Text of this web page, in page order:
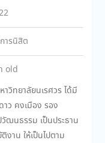
ารนิสิต
old
วิทยาลัยนเรศวร ได้มี
าว คงเมือง รอง
ฒนธรรม เป็นประธาน
าน ให้เป็นไปตาม